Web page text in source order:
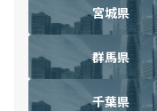
宮城県
群馬県
千葉県